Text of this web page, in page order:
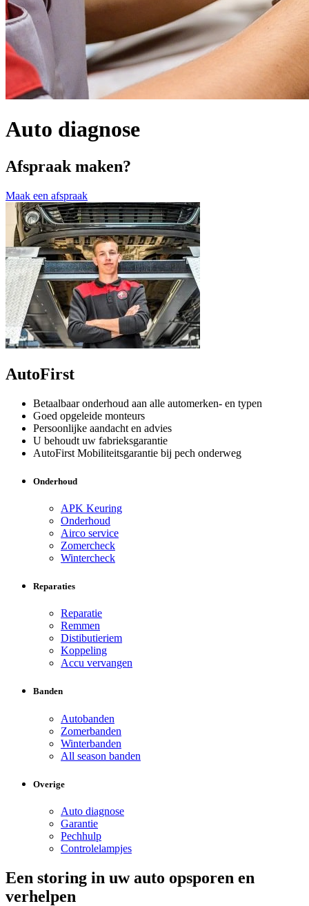
Auto diagnose
Afspraak maken?
Maak een afspraak
AutoFirst
Betaalbaar onderhoud aan alle automerken- en typen
Goed opgeleide monteurs
Persoonlijke aandacht en advies
U behoudt uw fabrieksgarantie
AutoFirst Mobiliteitsgarantie bij pech onderweg
Onderhoud
APK Keuring
Onderhoud
Airco service
Zomercheck
Wintercheck
Reparaties
Reparatie
Remmen
Distibutieriem
Koppeling
Accu vervangen
Banden
Autobanden
Zomerbanden
Winterbanden
All season banden
Overige
Auto diagnose
Garantie
Pechhulp
Controlelampjes
Een storing in uw auto opsporen en
verhelpen